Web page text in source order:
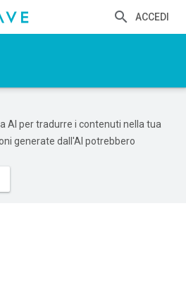
ACCEDI
AI per tradurre i contenuti nella tua
generate dall'AI potrebbero